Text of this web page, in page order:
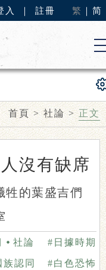
入 註冊 繁 简
首頁 >社論>正文
沒有缺席
牲的葉盛吉們
社論 #日據時期
#白色恐怖
族認同